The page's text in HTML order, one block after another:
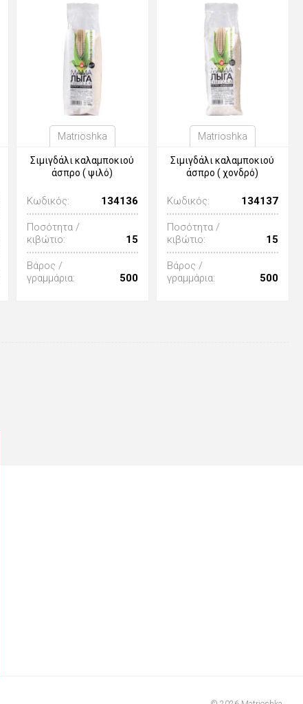
Matrioshka
Σιμιγδάλι καλαμποκιού
άσπρο ( ψιλό)
Κωδικός: 134136
Ποσότητα /
κιβώτιο:
15
Βάρος /
γραμμάρια:
500
Matrioshka
Σιμιγδάλι καλαμποκιού
άσπρο ( χονδρό)
Κωδικός: 134137
Ποσότητα /
κιβώτιο:
15
Βάρος /
γραμμάρια:
500